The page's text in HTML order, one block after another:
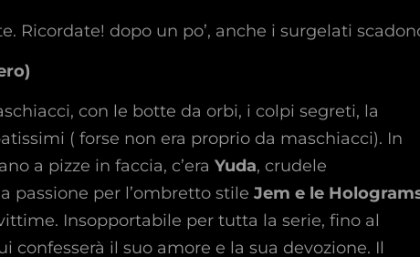
Ricordate! dopo un po’, anche i surgelati
con le botte da orbi, i colpi segreti, la
( forse non era proprio da maschiacci). In
a pizze in faccia, c’era Yuda, crudele
passione per l’ombretto stile Jem e le
Insopportabile per tutta la serie, fino al
confesserà il suo amore e la sua devozione. Il